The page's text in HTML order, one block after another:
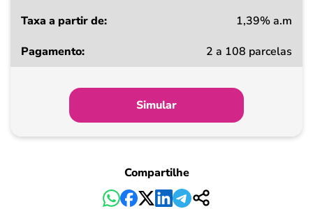
a
Pagamento
1,39% a.m
2 a 108 parcelas
Simular
Compartilhe